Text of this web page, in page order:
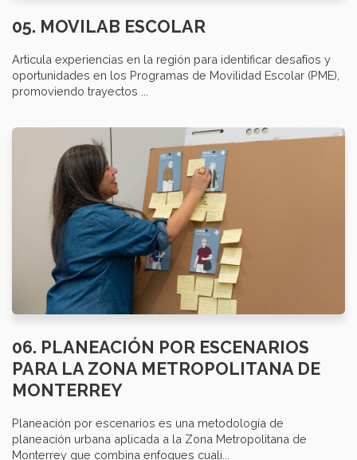
05. MOVILAB ESCOLAR
Articula experiencias en la región para identificar desafíos y
oportunidades en los Programas de Movilidad Escolar (PME),
promoviendo trayectos ...
06. PLANEACIÓN POR ESCENARIOS
PARA LA ZONA METROPOLITANA DE
MONTERREY
Planeación por escenarios es una metodología de
planeación urbana aplicada a la Zona Metropolitana de
Monterrey que combina enfoques cuali...